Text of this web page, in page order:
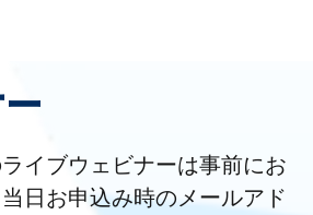
イブウェビナーは事前にお
日お申込み時のメールアド